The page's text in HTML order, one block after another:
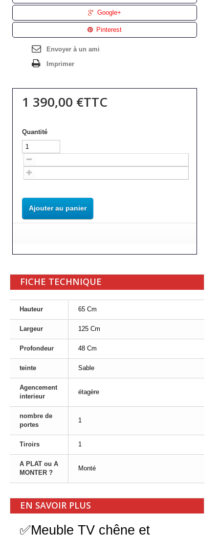
Google+
Pinterest
Envoyer à un ami
Imprimer
1 390,00 €TTC
Quantité
Ajouter au panier
FICHE TECHNIQUE
Hauteur 65 Cm
Largeur 125 Cm
Profondeur 48 Cm
teinte Sable
Agencement
interieur
étagère
nombre de
portes
1
Tiroirs 1
A PLAT ou A
MONTER ?
Monté
EN SAVOIR PLUS
✅Meuble TV chêne et